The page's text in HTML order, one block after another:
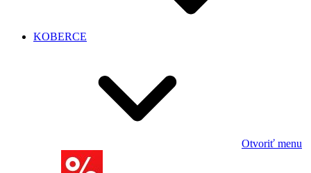
KOBERCE
Otvoriť menu